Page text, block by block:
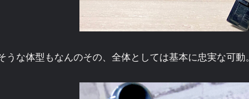
うな体型もなんのその、全体としては基本に忠実な可動。